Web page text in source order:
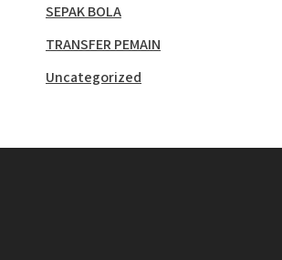
SEPAK BOLA
TRANSFER PEMAIN
Uncategorized